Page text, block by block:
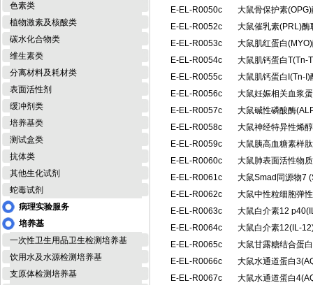
色素类
植物激素及核酸类
碳水化合物类
维生素类
分离材料及耗材类
表面活性剂
缓冲剂类
培养基类
测试盒类
抗体类
其他生化试剂
蛇毒试剂
病理实验服务
培养基
一次性卫生用品卫生检测培养基
饮用水及水源检测培养基
支原体检测培养基
E-EL-R0050c
大鼠骨保护素
E-EL-R0052c
大鼠催乳素(PRL)
E-EL-R0053c
大鼠肌红蛋白
E-EL-R0054c
大鼠肌钙蛋白T(Tn-
E-EL-R0055c
大鼠肌钙蛋白I(Tn-
E-EL-R0056c
大鼠妊娠相关血浆
E-EL-R0057c
大鼠碱性磷酸酶
E-EL-R0058c
大鼠神经特异性烯
E-EL-R0059c
大鼠胰高血糖素样
E-EL-R0060c
大鼠肺表面活性物
E-EL-R0061c
大鼠Smad同源物7
E-EL-R0062c
大鼠中性粒细胞弹
E-EL-R0063c
大鼠白介素12
E-EL-R0064c
大鼠白介素12(IL-
E-EL-R0065c
大鼠甘露糖结合蛋
E-EL-R0066c
大鼠水通道蛋白
E-EL-R0067c
大鼠水通道蛋白